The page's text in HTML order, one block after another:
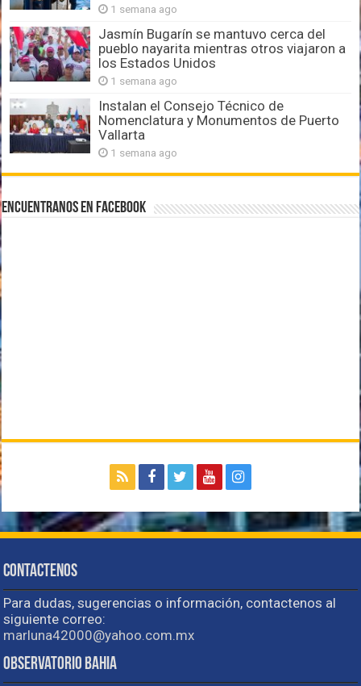
1 semana ago
Jasmín Bugarín se mantuvo cerca del
pueblo nayarita mientras otros viajaron a
los Estados Unidos
1 semana ago
Instalan el Consejo Técnico de
Nomenclatura y Monumentos de Puerto
Vallarta
1 semana ago
Encuentranos en Facebook
Contactenos
Para dudas, sugerencias o información, contactenos al
siguiente correo:
marluna42000@yahoo.com.mx
Observatorio Bahia